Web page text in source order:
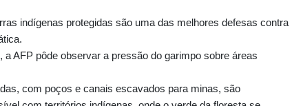
indígenas protegidas são uma das melhores defesas contra
AFP pôde observar a pressão do garimpo sobre áreas
com poços e canais escavados para minas, são